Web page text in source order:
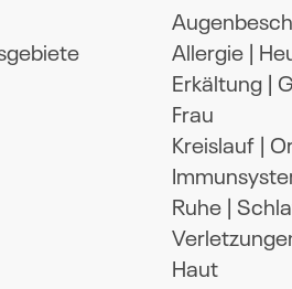
Allergie |
Erkältung |
Frau
Kreislauf |
Ruhe |
Haut